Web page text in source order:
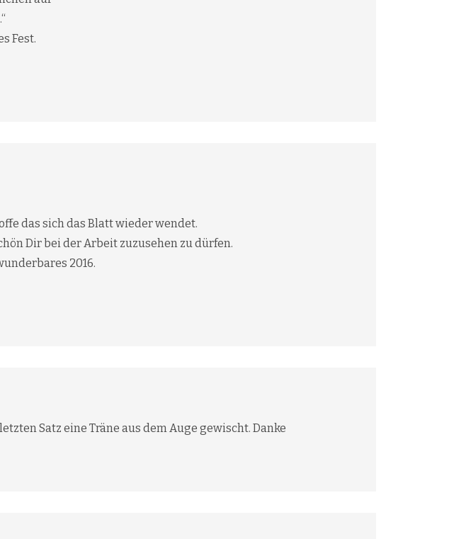
Fest.
das sich das Blatt wieder wendet.
Dir bei der Arbeit zuzusehen zu dürfen.
2016.
Satz eine Träne aus dem Auge gewischt. Danke